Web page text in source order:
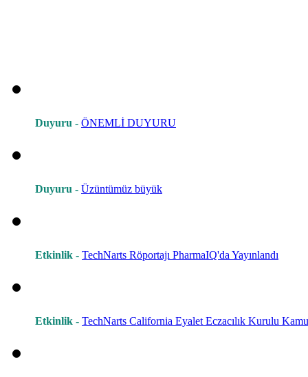
Duyuru - ÖNEMLİ DUYURU
Duyuru - Üzüntümüz büyük
Etkinlik - TechNarts Röportajı PharmaIQ'da Yayınlandı
Etkinlik - TechNarts California Eyalet Eczacılık Kurulu